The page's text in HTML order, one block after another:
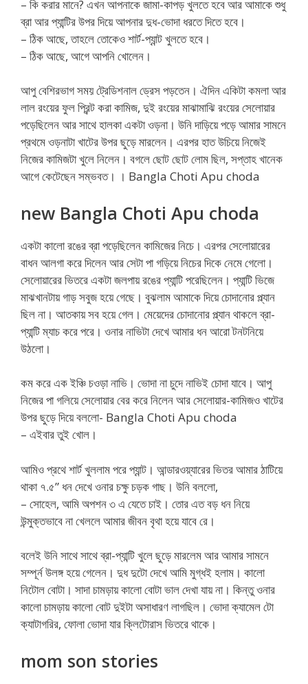
– কি করার মানে? এখন আপনাকে জামা-কাপড় খুলতে হবে আর আমাকে শুধু
ব্রা আর প্যান্টির উপর দিয়ে আপনার দুধ-ভোদা ধরতে দিতে হবে।
– ঠিক আছে, তাহলে তোকেও শার্ট-প্যান্ট খুলতে হবে।
– ঠিক আছে, আগে আপনি খোলেন।
আপু বেশিরভাগ সময় ট্রেডিশনাল ড্রেস পড়তেন। ঐদিন একিটা কমলা আর
লাল রংয়ের ফুল প্রিন্ট করা কামিজ, দুই রংয়ের মাঝামাঝি রংয়ের সেলোয়ার
পড়েছিলেন আর সাথে হালকা একটা ওড়না। উনি দাড়িয়ে পড়ে আমার সামনে
প্রথমে ওড়নাটা খাটের উপর ছুড়ে মারলেন। এরপর হাত উচিয়ে নিজেই
নিজের কামিজটা খুলে নিলেন। বগলে ছোট ছোট লোম ছিল, সপ্তাহ খানেক
আগে কেটেছেন সম্ভবত। । Bangla Choti Apu choda
new Bangla Choti Apu choda
একটা কালো রঙের ব্রা পড়েছিলেন কামিজের নিচে। এরপর সেলোয়ারের
বাধন আলগা করে দিলেন আর সেটা পা গড়িয়ে নিচের দিকে নেমে গেলো।
সেলোয়ারের ভিতরে একটা জলপায় রঙের প্যান্টি পরেছিলেন। প্যান্টি ভিজে
মাঝখানটায় গাড় সবুজ হয়ে গেছে। বুঝলাম আমাকে দিয়ে চোদানোর প্ল্যান
ছিল না। আতকায় সব হয়ে গেল। মেয়েদের চোদানোর প্ল্যান থাকলে ব্রা-
প্যান্টি ম্যাচ করে পরে। ওনার নাভিটা দেখে আমার ধন আরো টনটনিয়ে
উঠলো।
কম করে এক ইঞ্চি চওড়া নাভি। ভোদা না চুদে নাভিই চোদা যাবে। আপু
নিজের পা গলিয়ে সেলোয়ার বের করে নিলেন আর সেলোয়ার-কামিজও খাটের
উপর ছুড়ে দিয়ে বললো- Bangla Choti Apu choda
– এইবার তুই খোল।
আমিও প্রথে শার্ট খুললাম পরে প্যান্ট। আন্ডারওয়্যারের ভিতর আমার ঠাটিয়ে
থাকা ৭.৫” ধন দেখে ওনার চক্ষু চড়ক গাছ। উনি বললো,
– সোহেল, আমি অপশন ৩ এ যেতে চাই। তোর এত বড় ধন নিয়ে
উন্মুক্তভাবে না খেললে আমার জীবন বৃথা হয়ে যাবে রে।
বলেই উনি সাথে সাথে ব্রা-প্যান্টি খুলে ছুড়ে মারলেম আর আমার সামনে
সম্পূর্ন উলঙ্গ হয়ে গেলেন। দুধ দুটো দেখে আমি মুগ্ধই হলাম। কালো
নিটোল বোটা। সাদা চামড়ায় কালো বোটা ভাল দেখা যায় না। কিন্তু ওনার
কালো চামড়ায় কালো বোট দুইটা অসাধারণ লাগছিল। ভোদা ক্যামেল টো
ক্যাটাগরির, ফোলা ভোদা যার ক্লিটোরাস ভিতরে থাকে।
mom son stories